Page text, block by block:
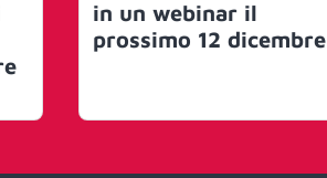
in un webinar il
prossimo 12 dicembre